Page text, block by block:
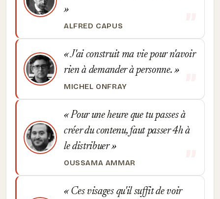
ALFRED CAPUS
J'ai construit ma vie pour n'avoir
rien à demander à personne.
MICHEL ONFRAY
Pour une heure que tu passes à
créer du contenu, faut passer 4h à
le distribuer
OUSSAMA AMMAR
Ces visages qu'il suffit de voir